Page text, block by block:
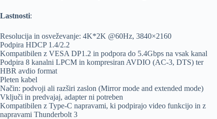
Lastnosti:
Resolucija in osveževanje: 4K*2K @60Hz, 3840×2160
Podpira HDCP 1.4/2.2
Kompatibilen z VESA DP1.2 in podpora do 5.4Gbps na vsak kanal
Podpira 8 kanalni LPCM in kompresiran AVDIO (AC-3, DTS) ter
HBR avdio format
Pleten kabel
Način: podvoji ali razširi zaslon (Mirror mode and extended mode)
Vključi in predvajaj, adapter ni potreben
Kompatibilen z Type-C napravami, ki podpirajo video funkcijo in z
napravami Thunderbolt 3